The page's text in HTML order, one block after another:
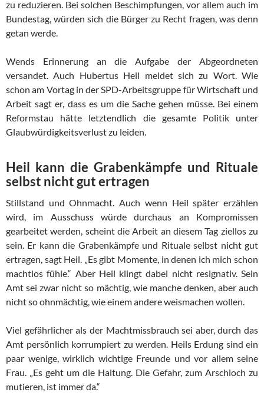
zu reduzieren. Bei solchen Beschimpfungen, vor allem auch im
Bundestag, würden sich die Bürger zu Recht fragen, was denn
getan werde.
Wends Erinnerung an die Aufgabe der Abgeordneten
versandet. Auch Hubertus Heil meldet sich zu Wort. Wie
schon am Vortag in der SPD-Arbeitsgruppe für Wirtschaft und
Arbeit sagt er, dass es um die Sache gehen müsse. Bei einem
Reformstau hätte letztendlich die gesamte Politik unter
Glaubwürdigkeitsverlust zu leiden.
Heil kann die Grabenkämpfe und Rituale
selbst nicht gut ertragen
Stillstand und Ohnmacht. Auch wenn Heil später erzählen
wird, im Ausschuss würde durchaus an Kompromissen
gearbeitet werden, scheint die Arbeit an diesem Tag ziellos zu
sein. Er kann die Grabenkämpfe und Rituale selbst nicht gut
ertragen, sagt Heil. „Es gibt Momente, in denen ich mich schon
machtlos fühle.“ Aber Heil klingt dabei nicht resignativ. Sein
Amt sei zwar nicht so mächtig, wie manche denken, aber auch
nicht so ohnmächtig, wie einem andere weismachen wollen.
Viel gefährlicher als der Machtmissbrauch sei aber, durch das
Amt persönlich korrumpiert zu werden. Heils Erdung sind ein
paar wenige, wirklich wichtige Freunde und vor allem seine
Frau. „Es geht um die Haltung. Die Gefahr, zum Arschloch zu
mutieren, ist immer da.“